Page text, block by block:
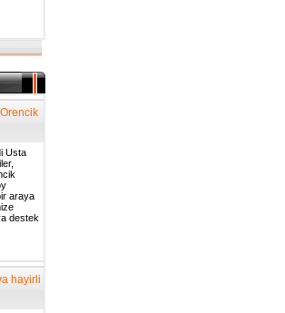
Usta
araya
destek
hayirli